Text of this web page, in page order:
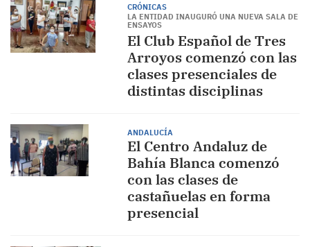
CRÓNICAS
LA ENTIDAD INAUGURÓ UNA NUEVA SALA DE
ENSAYOS
El Club Español de Tres
Arroyos comenzó con las
clases presenciales de
distintas disciplinas
ANDALUCÍA
El Centro Andaluz de
Bahía Blanca comenzó
con las clases de
castañuelas en forma
presencial